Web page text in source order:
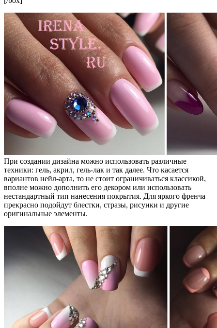
При создании дизайна можно использовать различные
техники: гель, акрил, гель-лак и так далее. Что касается
вариантов нейл-арта, то не стоит ограничиваться классикой,
вполне можно дополнить его декором или использовать
нестандартный тип нанесения покрытия. Для яркого френча
прекрасно подойдут блестки, стразы, рисунки и другие
оригинальные элементы.